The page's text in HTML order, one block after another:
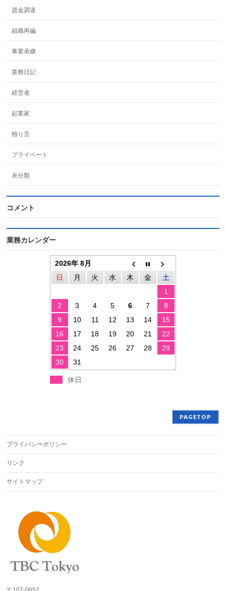
資金調達
組織再編
事業承継
業務日記
経営者
起業家
独り言
プライベート
未分類
コメント
業務カレンダー
2026年 8月
日
月 火 水 木 金
土
1
2
3 4 5 6 7
8
9
10 11 12 13 14
15
16
17 18 19 20 21
22
23
24 25 26 27 28
29
30
31
休日
PAGETOP
プライバシーポリシー
リンク
サイトマップ